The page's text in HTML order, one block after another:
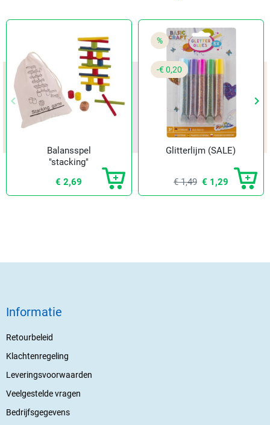
Vorige
keyboard_arrow_left keyboard_arrow_right
Balansspel
"stacking"
€ 2,69
%
-€ 0,20
Glitterlijm (SALE)
€ 1,49 € 1,29
Informatie
Retourbeleid
Klachtenregeling
Leveringsvoorwaarden
Veelgestelde vragen
Bedrijfsgegevens